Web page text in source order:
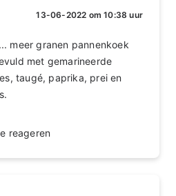
13-06-2022 om 10:38 uur
meer granen pannenkoek
met gemarineerde
taugé, paprika, prei en
reageren